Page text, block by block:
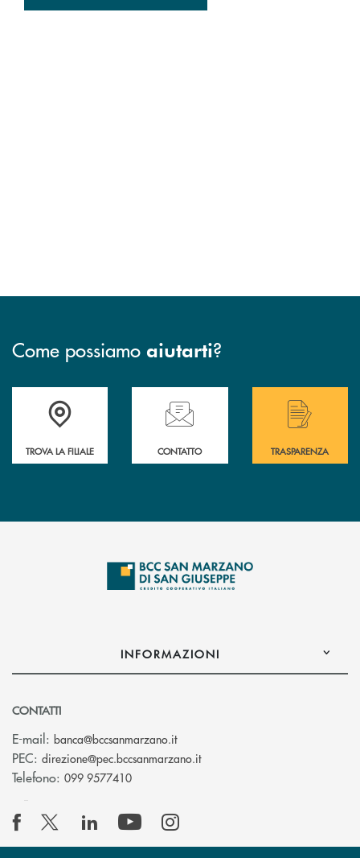
Come possiamo aiutarti?
Accedi all' elenco completo delle filiali di Bcc San Marzano.
TROVA LA FILIALE
Hai bisogno di assistenza immediata?
CONTATTO
Hai bisogno di
TRASPARENZA
INFORMAZIONI
CONTATTI
E-mail: banca@bccsanmarzano.it(si apre l’app di posta
PEC: direzione@pec.bccsanmarzano.it(si apre l’app di posta
Telefono: 099 9577410